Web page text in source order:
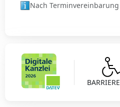
Nach Terminvereinbarung